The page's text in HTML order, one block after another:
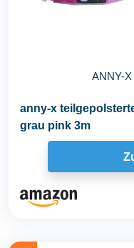
ANNY-X
anny-x
grau pink 3m